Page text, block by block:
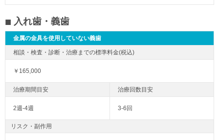
入れ歯・義歯
金属の金具を使用していない義歯
￥165,000
2週-4週 3-6回
リスク・副作用